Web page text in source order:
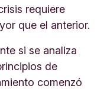
requiere
que el anterior.
si se analiza
de
comenzó